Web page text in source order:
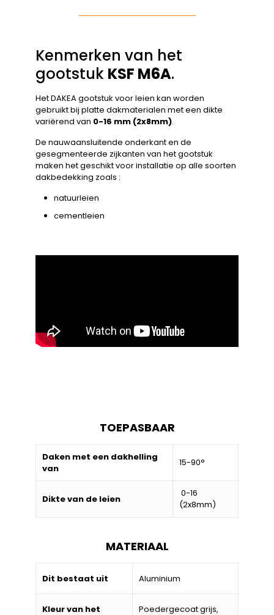
Kenmerken van het
gootstuk KSF M6A.
Het DAKEA gootstuk voor leien kan worden
gebruikt bij platte dakmaterialen met een dikte
variërend van 0-16 mm (2x8mm).
De nauwaansluitende onderkant en de
gesegmenteerde zijkanten van het gootstuk
maken het geschikt voor installatie op alle soorten
dakbedekking zoals :
natuurleien
cementleien
TOEPASBAAR
Daken met een dakhelling
van
15-90°
Dikte van de leien
0-16
(2x8mm)
MATERIAAL
Dit bestaat uit Aluminium
Kleur van het
Poedergecoat grijs,